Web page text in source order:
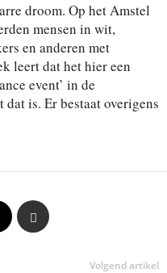
droom. Op het Amstel
mensen in wit,
en anderen met
leert dat het hier een
event’ in de
is. Er bestaat overigens
Volgend artikel